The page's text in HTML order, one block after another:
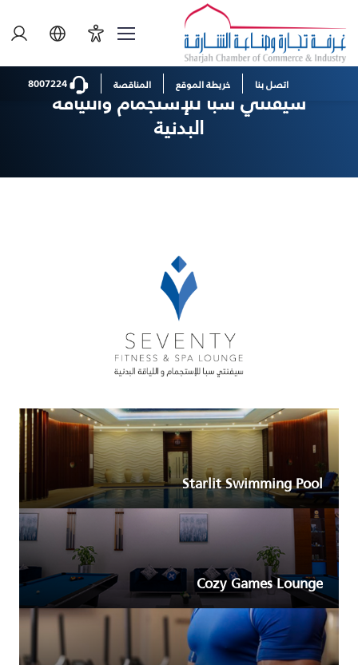
اتصل بنا خريطة الموقع المناقصة
الصفحة الرئيسية
المبادرات
سيفنتي سبا للإستجمام واللياقة البدنية
سيفنتي سبا للإستجمام واللياقة
البدنية
Starlit Swimming Pool
Cozy Games Lounge